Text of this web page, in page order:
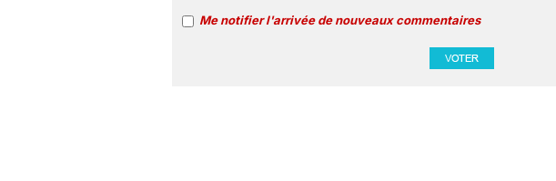
Me notifier l'arrivée de nouveaux commentaires